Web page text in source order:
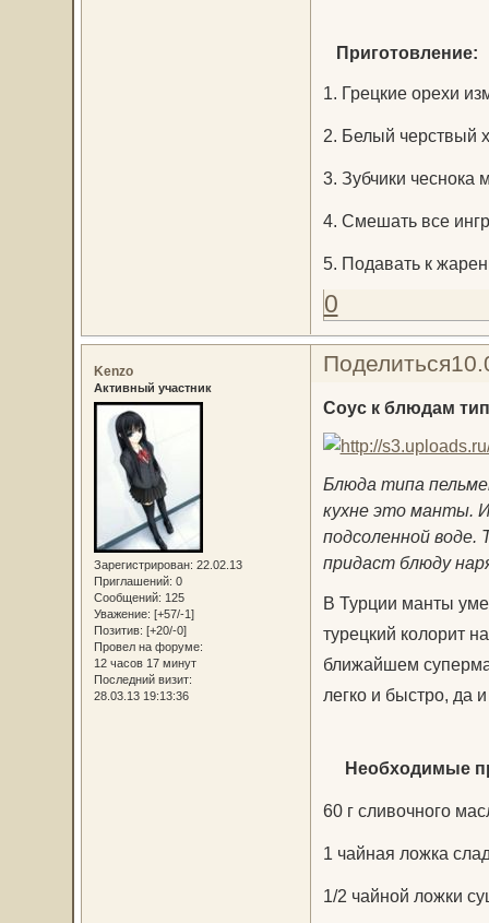
Приготовление:
1. Грецкие орехи
2. Белый черствый
3. Зубчики чеснока
4. Смешать все
5. Подавать к
0
Поделиться
Kenzo
Активный участник
Зарегистрирован: 22.02.13
Приглашений: 0
Сообщений: 125
Уважение: [+57/-1]
Позитив: [+20/-0]
Провел на форуме:
12 часов 17 минут
Последний визит:
28.03.13 19:13:36
Соус к блюдам
Блюда типа
кухне это манты.
подсоленной воде.
придаст блюду
В Турции манты
турецкий колорит
ближайшем
легко и быстро, да
Необходимые
60 г сливочного
1 чайная ложка
1/2 чайной ложки